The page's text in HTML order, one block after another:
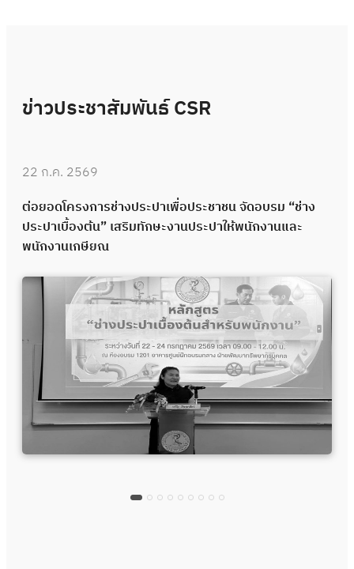
ข่าวประชาสัมพันธ์ CSR
22 ก.ค. 2569
ต่อยอดโครงการช่างประปาเพื่อประชาชน จัดอบรม “ช่าง
ประปาเบื้องต้น” เสริมทักษะงานประปาให้พนักงานและ
พนักงานเกษียณ